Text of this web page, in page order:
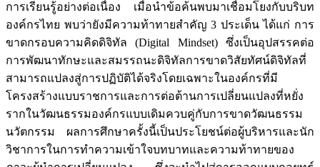
การเรียนรู้อย่างต่อเนื่อง เมื่อนำข้อค้นพบมาเชื่อมโยงกับบริบท
องค์กรไทย พบว่ายังมีความท้าทายสำคัญ 3 ประเด็น ได้แก่ การ
ขาดกรอบความคิดดิจิทัล (Digital Mindset) ซึ่งเป็นอุปสรรคต่อ
การพัฒนาทักษะและสมรรถนะดิจิทัลการขาดวิสัยทัศน์ดิจิทัลที่
สามารถแปลงสู่การปฏิบัติได้จริงโดยเฉพาะในองค์กรที่มี
โครงสร้างแบบราชการและการต่อต้านการเปลี่ยนแปลงที่หยั่ง
รากในวัฒนธรรมองค์กรแบบเดิมควบคู่กับการขาดวัฒนธรรม
นวัตกรรม ผลการศึกษาครั้งนี้เป็นประโยชน์ต่อผู้บริหารและนัก
วิชาการในการทำความเข้าใจบทบาทและความท้าทายของ